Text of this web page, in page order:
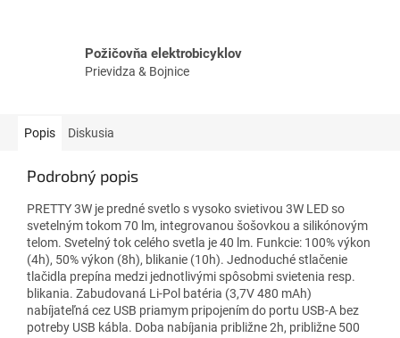
Požičovňa elektrobicyklov
Prievidza & Bojnice
Popis Diskusia
Podrobný popis
PRETTY 3W je predné svetlo s vysoko svietivou 3W LED so
svetelným tokom 70 lm, integrovanou šošovkou a silikónovým
telom. Svetelný tok celého svetla je 40 lm. Funkcie: 100% výkon
(4h), 50% výkon (8h), blikanie (10h). Jednoduché stlačenie
tlačidla prepína medzi jednotlivými spôsobmi svietenia resp.
blikania. Zabudovaná Li-Pol batéria (3,7V 480 mAh)
nabíjateľná cez USB priamym pripojením do portu USB-A bez
potreby USB kábla. Doba nabíjania približne 2h, približne 500